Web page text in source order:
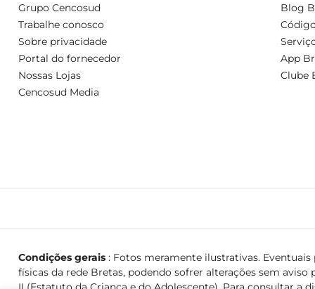
Grupo Cencosud
Trabalhe conosco
Sobre privacidade
Portal do fornecedor
Nossas Lojas
Cencosud Media
Blog
App
Clube
Condições gerais: Fotos meramente ilustrativas. Eventuais
físicas da rede Bretas, podendo sofrer alterações sem aviso